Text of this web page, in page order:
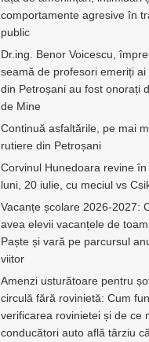
comportamente agresive în
public
Dr.ing. Benor Voicescu,
seamă de profesori emeriți ai
din Petroșani au fost onorați
de Mine
Continuă asfaltările, pe mai
rutiere din Petroșani
Corvinul Hunedoara revine în
luni, 20 iulie, cu meciul vs
Vacanțe școlare 2026-2027:
avea elevii vacanțele de
Paște și vară pe parcursul
viitor
Amenzi usturătoare pentru
circulă fără rovinietă: Cum
verificarea rovinietei și de ce
conducători auto află târziu